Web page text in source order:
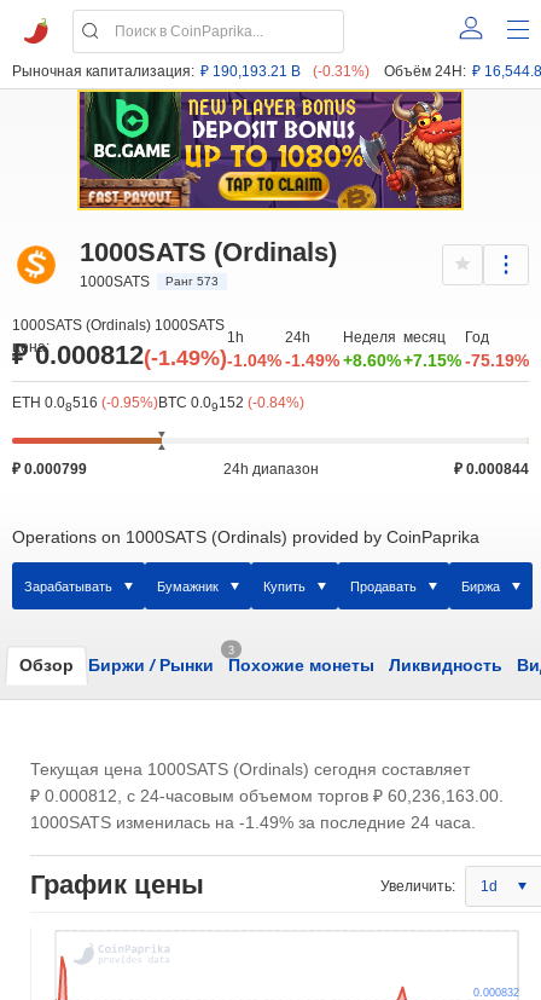
Рыночная капитализация: ₽ 190,193.21 B (-0.31%) Объём 24H: ₽
1000SATS (Ordinals)
1000SATS Ранг 573
1000SATS (Ordinals) 1000SATS
цена:
₽ 0.000812(-1.49%)
1h
-1.04%
24h
-1.49%
Неделя
+8.60%
месяц
+7.15%
Год
-75.19%
ETH 0.08516 (-0.95%)BTC 0.09152 (-0.84%)
₽ 0.000799 24h диапазон ₽ 0.000844
Operations on 1000SATS (Ordinals) provided by CoinPaprika
Зарабатывать Бумажник Купить Продавать Биржа
Обзор Биржи /Рынки
3
Похожие монеты Ликвидность
Текущая цена 1000SATS (Ordinals) сегодня составляет
₽ 0.000812 , с 24-часовым объемом торгов ₽ 60,236,163.00
1000SATS изменилась на -1.49% за последние 24 часа.
График цены Увеличить: 1d
0.000832